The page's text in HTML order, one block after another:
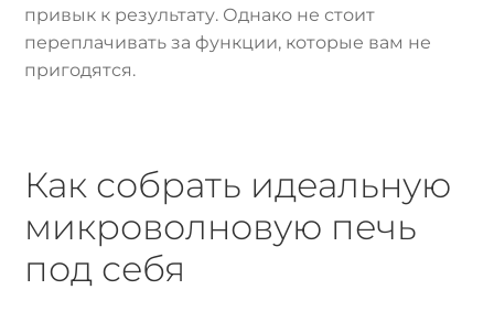
привык к результату. Однако не стоит
переплачивать за функции, которые вам не
пригодятся.
Как собрать идеальную
микроволновую печь
под себя